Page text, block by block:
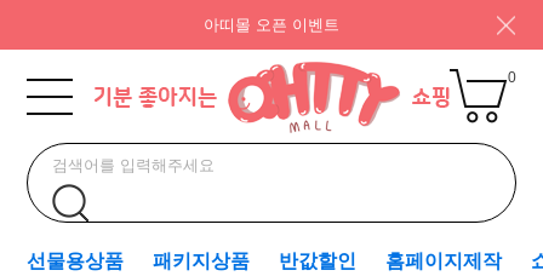
아띠몰 오픈 이벤트
0
선물용상품 패키지상품 반값할인 홈페이지제작